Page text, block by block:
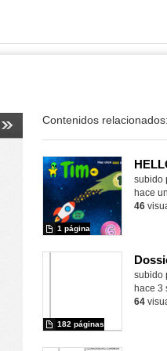
Contenidos relacionados:
subido
1 página
hace
46
subido
182 páginas
hace 3
64